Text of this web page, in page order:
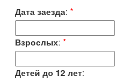
Дата заезда: *
Взрослых: *
Детей до 12 лет: